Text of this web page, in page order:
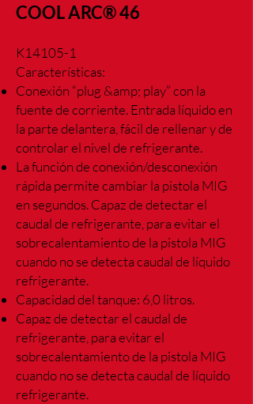
COOL ARC® 46
K14105-1
Características:
Conexión “plug &amp; play” con la
fuente de corriente. Entrada líquido en
la partedelantera, fácil de rellenar y de
controlar el nivel de refrigerante.
La función de conexión/desconexión
rápida permite cambiar la pistola MIG
en segundos. Capaz de detectar el
caudal de refrigerante, para evitar el
sobrecalentamiento de la pistola MIG
cuando no se detecta caudal de líquido
refrigerante.
Capacidad del tanque: 6,0 litros.
Capaz de detectar el caudal de
refrigerante, para evitar el
sobrecalentamiento de la pistola MIG
cuando no se detecta caudal de líquido
refrigerante.